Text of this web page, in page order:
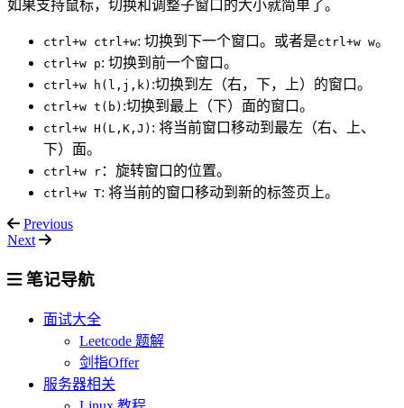
如果支持鼠标，切换和调整子窗口的大小就简单了。
ctrl+w ctrl+w: 切换到下一个窗口。或者是ctrl+w w。
ctrl+w p: 切换到前一个窗口。
ctrl+w h(l,j,k) :切换到左（右，下，上）的窗口。
ctrl+w t(b) :切换到最上（下）面的窗口。
ctrl+w H(L,K,J) : 将当前窗口移动到最左（右、上、
下）面。
ctrl+w r ：旋转窗口的位置。
ctrl+w T: 将当前的窗口移动到新的标签页上。
Previous
Next
笔记导航
面试大全
Leetcode 题解
剑指Offer
服务器相关